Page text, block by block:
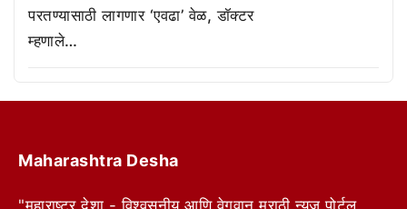
परतण्यासाठी लागणार ‘एवढा’ वेळ, डॉक्टर
म्हणाले…
Maharashtra Desha
"महाराष्ट्र देशा - विश्वसनीय आणि वेगवान मराठी न्यूज पोर्टल.